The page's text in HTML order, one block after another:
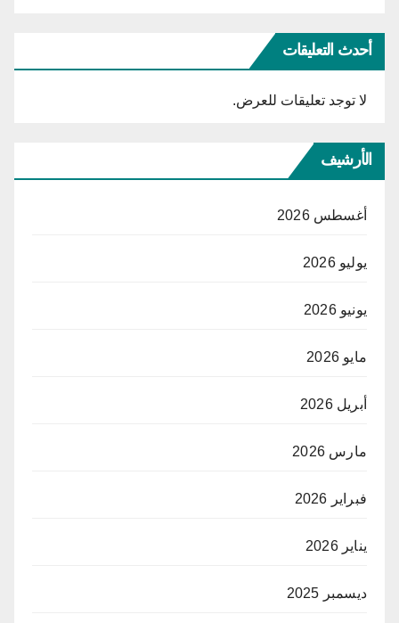
أحدث التعليقات
لا توجد تعليقات للعرض.
الأرشيف
أغسطس 2026
يوليو 2026
يونيو 2026
مايو 2026
أبريل 2026
مارس 2026
فبراير 2026
يناير 2026
ديسمبر 2025